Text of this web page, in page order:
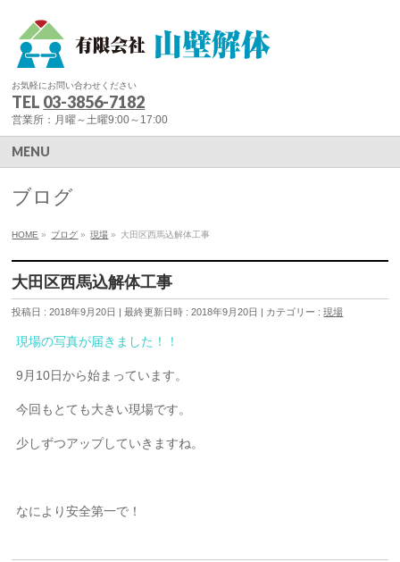
お気軽にお問い合わせください
TEL 03-3856-7182
営業所：月曜～土曜9:00～17:00
MENU
ブログ
HOME » ブログ » 現場 » 大田区西馬込解体工事
大田区西馬込解体工事
投稿日 : 2018年9月20日 最終更新日時 : 2018年9月20日 カテゴリー :現場
現場の写真が届きました！！
9月10日から始まっています。
今回もとても大きい現場です。
少しずつアップしていきますね。
なにより安全第一で！